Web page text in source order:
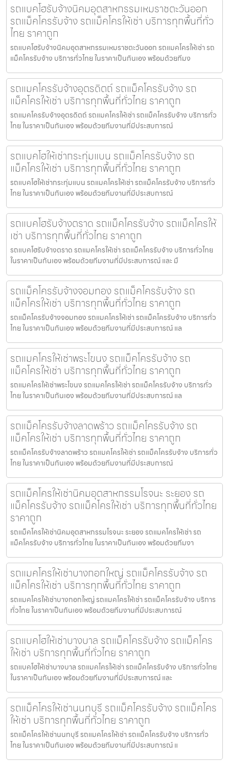
รถแบคโฮรับจ้างนิคมอุตสาหกรรมเหมราชตะวันออก
รถแม็คโครรับจ้าง รถแม็คโครให้เช่า บริการทุกพื้นที่ทั่ว
ไทย ราคาถูก
รถแบคโฮรับจ้างนิคมอุตสาหกรรมเหมราชตะวันออก รถแมคโครให้เช่า รถ
แม็คโครรับจ้าง บริการทั่วไทย ในราคาเป็นกันเอง พร้อมด้วยทีมง
รถแมคโครรับจ้างอุตรดิตถ์ รถแม็คโครรับจ้าง รถ
แม็คโครให้เช่า บริการทุกพื้นที่ทั่วไทย ราคาถูก
รถแมคโครรับจ้างอุตรดิตถ์ รถแมคโครให้เช่า รถแม็คโครรับจ้าง บริการทั่ว
ไทย ในราคาเป็นกันเอง พร้อมด้วยทีมงานที่มีประสบการณ์
รถแบคโฮให้เช่ากระทุ่มแบน รถแม็คโครรับจ้าง รถ
แม็คโครให้เช่า บริการทุกพื้นที่ทั่วไทย ราคาถูก
รถแบคโฮให้เช่ากระทุ่มแบน รถแมคโครให้เช่า รถแม็คโครรับจ้าง บริการทั่ว
ไทย ในราคาเป็นกันเอง พร้อมด้วยทีมงานที่มีประสบการณ์
รถแบคโฮรับจ้างตราด รถแม็คโครรับจ้าง รถแม็คโครให้
เช่า บริการทุกพื้นที่ทั่วไทย ราคาถูก
รถแบคโฮรับจ้างตราด รถแมคโครให้เช่า รถแม็คโครรับจ้าง บริการทั่วไทย
ในราคาเป็นกันเอง พร้อมด้วยทีมงานที่มีประสบการณ์ และ มื
รถแม็คโครรับจ้างจอมทอง รถแม็คโครรับจ้าง รถ
แม็คโครให้เช่า บริการทุกพื้นที่ทั่วไทย ราคาถูก
รถแม็คโครรับจ้างจอมทอง รถแมคโครให้เช่า รถแม็คโครรับจ้าง บริการทั่ว
ไทย ในราคาเป็นกันเอง พร้อมด้วยทีมงานที่มีประสบการณ์ แล
รถแมคโครให้เช่าพระโขนง รถแม็คโครรับจ้าง รถ
แม็คโครให้เช่า บริการทุกพื้นที่ทั่วไทย ราคาถูก
รถแมคโครให้เช่าพระโขนง รถแมคโครให้เช่า รถแม็คโครรับจ้าง บริการทั่ว
ไทย ในราคาเป็นกันเอง พร้อมด้วยทีมงานที่มีประสบการณ์ แล
รถแม็คโครรับจ้างลาดพร้าว รถแม็คโครรับจ้าง รถ
แม็คโครให้เช่า บริการทุกพื้นที่ทั่วไทย ราคาถูก
รถแม็คโครรับจ้างลาดพร้าว รถแมคโครให้เช่า รถแม็คโครรับจ้าง บริการทั่ว
ไทย ในราคาเป็นกันเอง พร้อมด้วยทีมงานที่มีประสบการณ์
รถแม็คโครให้เช่านิคมอุตสาหกรรมโรจนะ ระยอง รถ
แม็คโครรับจ้าง รถแม็คโครให้เช่า บริการทุกพื้นที่ทั่วไทย
ราคาถูก
รถแม็คโครให้เช่านิคมอุตสาหกรรมโรจนะ ระยอง รถแมคโครให้เช่า รถ
แม็คโครรับจ้าง บริการทั่วไทย ในราคาเป็นกันเอง พร้อมด้วยทีมงา
รถแมคโครให้เช่าบางกอกใหญ่ รถแม็คโครรับจ้าง รถ
แม็คโครให้เช่า บริการทุกพื้นที่ทั่วไทย ราคาถูก
รถแมคโครให้เช่าบางกอกใหญ่ รถแมคโครให้เช่า รถแม็คโครรับจ้าง บริการ
ทั่วไทย ในราคาเป็นกันเอง พร้อมด้วยทีมงานที่มีประสบการณ์
รถแบคโฮให้เช่าบางบาล รถแม็คโครรับจ้าง รถแม็คโคร
ให้เช่า บริการทุกพื้นที่ทั่วไทย ราคาถูก
รถแบคโฮให้เช่าบางบาล รถแมคโครให้เช่า รถแม็คโครรับจ้าง บริการทั่วไทย
ในราคาเป็นกันเอง พร้อมด้วยทีมงานที่มีประสบการณ์ และ
รถแม็คโครให้เช่านนทบุรี รถแม็คโครรับจ้าง รถแม็คโคร
ให้เช่า บริการทุกพื้นที่ทั่วไทย ราคาถูก
รถแม็คโครให้เช่านนทบุรี รถแมคโครให้เช่า รถแม็คโครรับจ้าง บริการทั่ว
ไทย ในราคาเป็นกันเอง พร้อมด้วยทีมงานที่มีประสบการณ์ แ